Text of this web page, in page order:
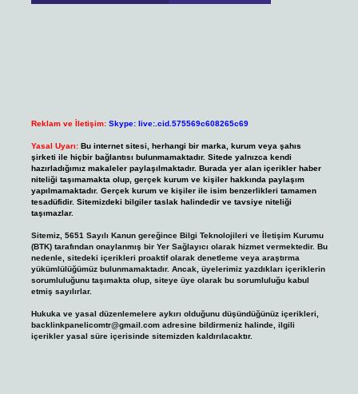
Reklam ve İletişim: Skype: live:.cid.575569c608265c69
Yasal Uyarı: Bu internet sitesi, herhangi bir marka, kurum veya şahıs
şirketi ile hiçbir bağlantısı bulunmamaktadır. Sitede yalnızca kendi
hazırladığımız makaleler paylaşılmaktadır. Burada yer alan içerikler haber
niteliği taşımamakta olup, gerçek kurum ve kişiler hakkında paylaşım
yapılmamaktadır. Gerçek kurum ve kişiler ile isim benzerlikleri tamamen
tesadüfidir. Sitemizdeki bilgiler taslak halindedir ve tavsiye niteliği
taşımazlar.
Sitemiz, 5651 Sayılı Kanun gereğince Bilgi Teknolojileri ve İletişim Kurumu
(BTK) tarafından onaylanmış bir Yer Sağlayıcı olarak hizmet vermektedir. Bu
nedenle, sitedeki içerikleri proaktif olarak denetleme veya araştırma
yükümlülüğümüz bulunmamaktadır. Ancak, üyelerimiz yazdıkları içeriklerin
sorumluluğunu taşımakta olup, siteye üye olarak bu sorumluluğu kabul
etmiş sayılırlar.
Hukuka ve yasal düzenlemelere aykırı olduğunu düşündüğünüz içerikleri,
backlinkpanelicomtr@gmail.comadresine bildirmeniz halinde, ilgili
içerikler yasal süre içerisinde sitemizden kaldırılacaktır.